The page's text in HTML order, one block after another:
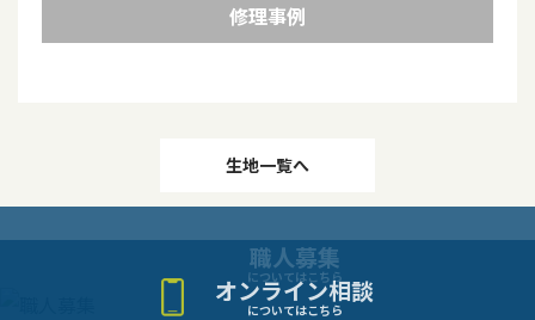
修理事例
稿
生地一覧へ
職人募集
についてはこちら
オンライン相談
についてはこちら